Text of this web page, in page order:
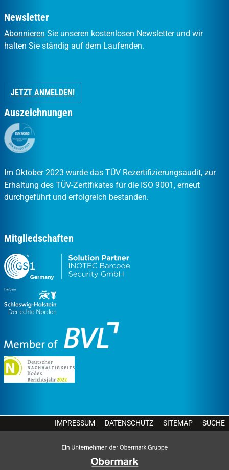
Newsletter
Abonnieren Sie unseren kostenlosen Newsletter und wir
halten Sie ständig auf dem Laufenden.
JETZT ANMELDEN!
Auszeichnungen
Im Oktober 2023 wurde das TÜV Rezertifizierungsaudit, zur
Erhaltung des TÜV-Zertifikates für die ISO 9001, erneut
durchgeführt und erfolgreich bestanden.
Mitgliedschaften
IMPRESSUM DATENSCHUTZ SITEMAP SUCHE